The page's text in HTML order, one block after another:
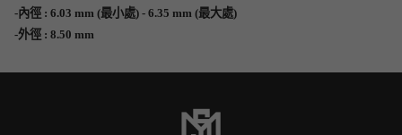
-內徑 : 6.03 mm (最小處) - 6.35 mm (最大處)
-外徑 : 8.50 mm